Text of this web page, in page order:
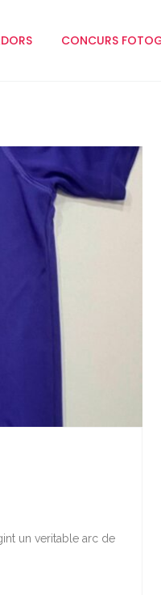
CONCURS
un veritable arc de